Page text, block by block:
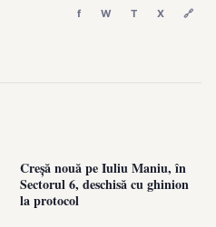
f W T X 🔗
Creșă nouă pe Iuliu Maniu, în
Sectorul 6, deschisă cu ghinion
la protocol